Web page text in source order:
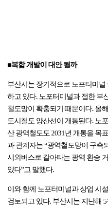
■복합 개발이 대안 될까
부산시는 장기적으로 노포터미
하고 있다. 노포터미널과 접한 부
철도망이 확충되기 때문이다. 올
도시철도 양산선이 개통된다. 노
산 광역철도도 2031년 개통을 목
과 관계자는 “광역철도망이 구축
시외버스로 갈아타는 광역 환승
있다”고 말했다.
이와 함께 노포터미널과 상업 시
검토되고 있다. 부산시는 지난해